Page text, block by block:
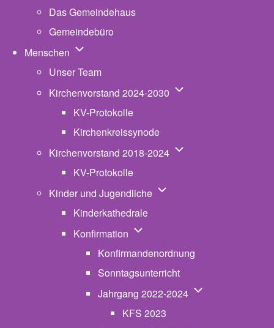
Das Gemeindehaus
Gemeindebüro
Menschen Unternavigation von Menschen
Unser Team
Kirchenvorstand 2024-2030 Unternavigation von
KV-Protokolle
Kirchenkreissynode
Kirchenvorstand 2018-2024 Unternavigation von
KV-Protokolle
Kinder und Jugendliche Unternavigation von
Kinderkathedrale
Konfirmation Unternavigation von
Konfirmandenordnung
Sonntagsunterricht
Jahrgang 2022-2024 Unternavigation
KFS 2023